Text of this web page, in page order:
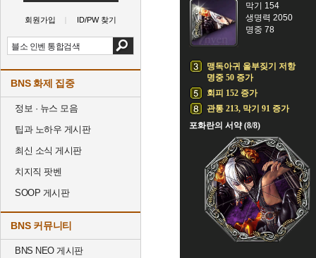
회원가입 ID/PW 찾기
BNS 화제 집중
정보 · 뉴스 모음
팁과 노하우 게시판
최신 소식 게시판
치지직 팟벤
SOOP 게시판
BNS 커뮤니티
BNS NEO 게시판
막기 154
생명력 2050
명중 78
맹독아귀 울부짖기 저항
명중 50 증가
회피 152 증가
관통 213, 막기 91 증가
포화란의 서약 (8/8)